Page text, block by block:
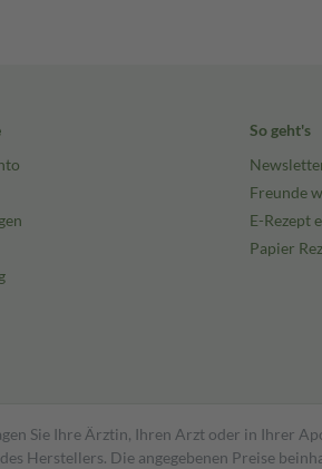
So geht's
Freunde
E-Rezept
Papier
Sie Ihre Ärztin, Ihren Arzt oder in Ihrer
Herstellers. Die angegebenen Preise